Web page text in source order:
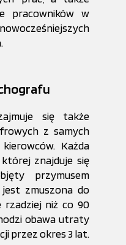
pracowników w
się także
z samych
Każda
znajduje się
przymusem
zmuszona do
niż co 90
obawa utraty
przez okres 3 lat.